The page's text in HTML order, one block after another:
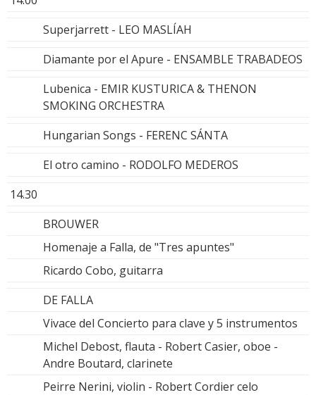
Superjarrett - LEO MASLÍAH
Diamante por el Apure - ENSAMBLE TRABADEOS
Lubenica - EMIR KUSTURICA & THENON
SMOKING ORCHESTRA
Hungarian Songs - FERENC SÁNTA
El otro camino - RODOLFO MEDEROS
14.30
BROUWER
Homenaje a Falla, de "Tres apuntes"
Ricardo Cobo, guitarra
DE FALLA
Vivace del Concierto para clave y 5 instrumentos
Michel Debost, flauta - Robert Casier, oboe -
Andre Boutard, clarinete
Peirre Nerini, violin - Robert Cordier celo